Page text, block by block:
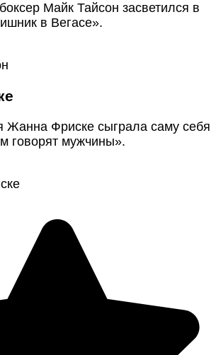
Майк Тайсон засветился в
в Вегасе».
Жанна Фриске сыграла саму себя
говорят мужчины».